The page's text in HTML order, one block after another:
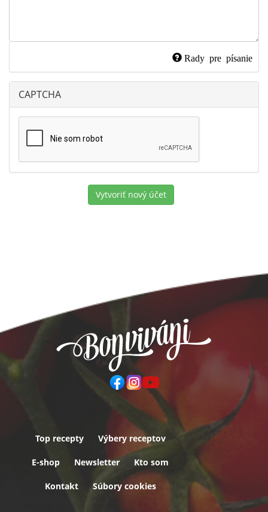
Rady pre písanie
CAPTCHA
Vytvoriť nový účet
Päta
Top recepty Výbery receptov
E-shop Newsletter Kto som
Kontakt Súbory cookies